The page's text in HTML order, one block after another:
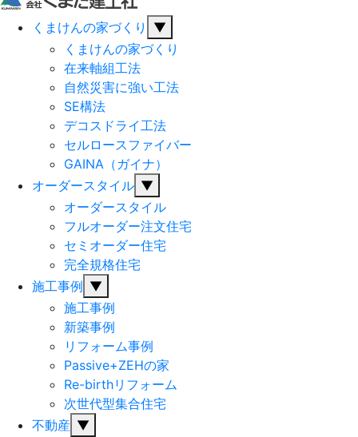
くまけんの家づくり
▼
くまけんの家づくり
在来軸組工法
自然災害に強い工法
SE構法
デコスドライ工法
セルロースファイバー
GAINA（ガイナ）
オーダースタイル ▼
オーダースタイル
フルオーダー注文住宅
セミオーダー住宅
完全規格住宅
施工事例 ▼
施工事例
新築事例
リフォーム事例
Passive+ZEHの家
Re-birthリフォーム
次世代型集合住宅
不動産 ▼